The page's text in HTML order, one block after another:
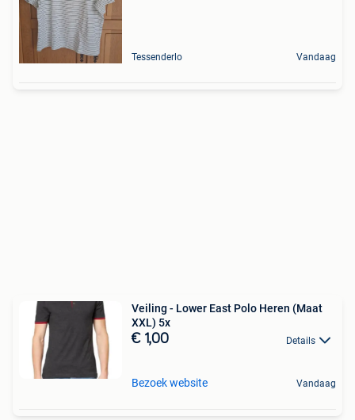
Tessenderlo Vandaag
Veiling - Lower East Polo Heren (Maat
XXL) 5x
€ 1,00 Details
Bezoek website Vandaag